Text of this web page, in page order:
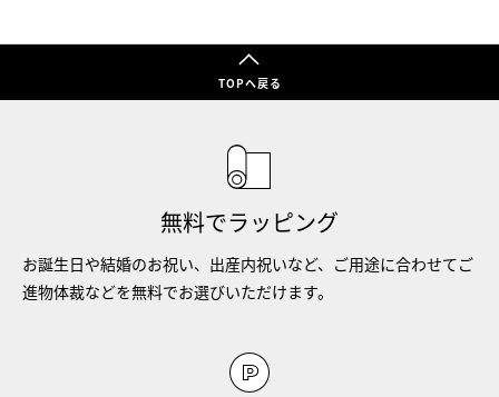
TOPへ戻る
無料でラッピング
お誕生日や結婚のお祝い、出産内祝いなど、ご用途に合わせてご
進物体裁などを無料でお選びいただけます。